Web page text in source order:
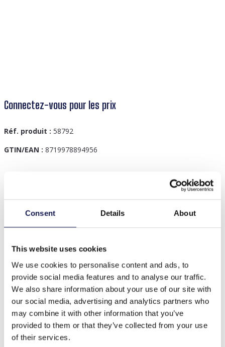
Consent Details About
This website uses cookies
We use cookies to personalise content and ads, to
provide social media features and to analyse our traffic.
We also share information about your use of our site with
our social media, advertising and analytics partners who
may combine it with other information that you’ve
provided to them or that they’ve collected from your use
of their services.
Connectez-vous pour les prix
Réf. produit : 58792
GTIN/EAN : 8719978894956
D-B2.2 B625-003B Leather Bracelet Crystals
D'autres ont acheté aussi